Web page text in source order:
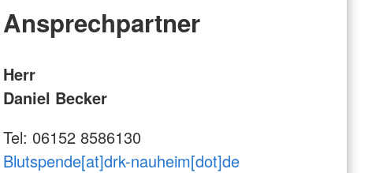
Ansprechpartner
Herr
Daniel Becker
Tel: 06152 8586130
Blutspende[at]drk-nauheim[dot]de